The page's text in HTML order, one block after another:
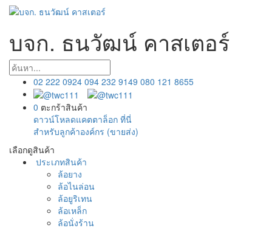
บจก. ธนวัฒน์ คาสเตอร์
02 222 0924 094 232 9149 080 121 8655
0 ตะกร้าสินค้า
ดาวน์โหลดแคตตาล็อก ที่นี่
สำหรับลูกค้าองค์กร (ขายส่ง)
เลือกดูสินค้า
ประเภทสินค้า
ล้อยาง
ล้อไนล่อน
ล้อยูริเทน
ล้อเหล็ก
ล้อนั่งร้าน